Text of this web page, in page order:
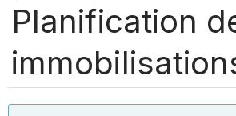
Planification